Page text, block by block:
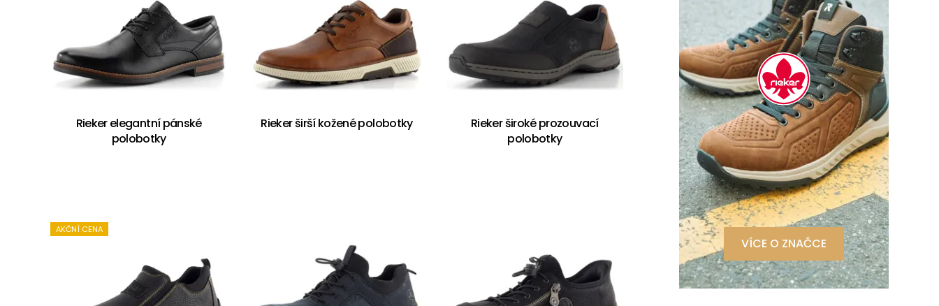
Rieker elegantní pánské
polobotky
Rieker širší kožené polobotky
Rieker široké prozouvací
polobotky
AKČNÍ CENA
VÍCE O ZNAČCE